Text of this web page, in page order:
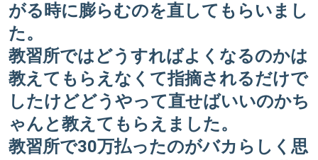
がる時に膨らむのを直してもらいまし
た。
教習所ではどうすればよくなるのかは
教えてもらえなくて指摘されるだけで
したけどどうやって直せばいいのかち
ゃんと教えてもらえました。
教習所で30万払ったのがバカらしく思